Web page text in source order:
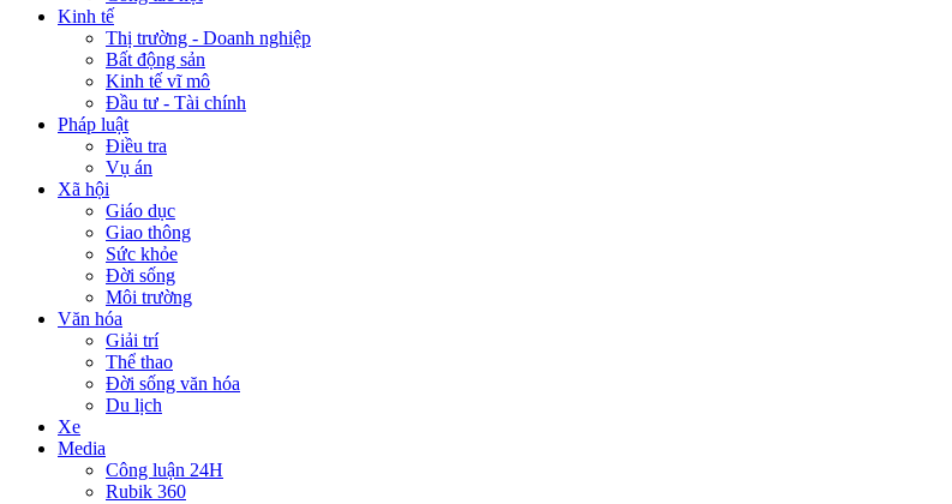
Kinh tế
Thị trường - Doanh nghiệp
Bất động sản
Kinh tế vĩ mô
Đầu tư - Tài chính
Pháp luật
Điều tra
Vụ án
Xã hội
Giáo dục
Giao thông
Sức khỏe
Đời sống
Môi trường
Văn hóa
Giải trí
Thể thao
Đời sống văn hóa
Du lịch
Xe
Media
Công luận 24H
Rubik 360